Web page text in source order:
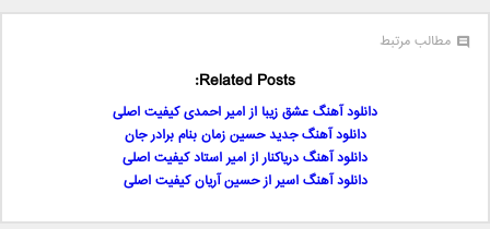
مطالب مرتبط
Related Posts:
دانلود آهنگ عشق زیبا از امیر احمدی کیفیت اصلی
دانلود آهنگ جدید حسین زمان بنام برادر جان
دانلود آهنگ دریاکنار از امیر استاد کیفیت اصلی
دانلود آهنگ اسیر از حسین آریان کیفیت اصلی